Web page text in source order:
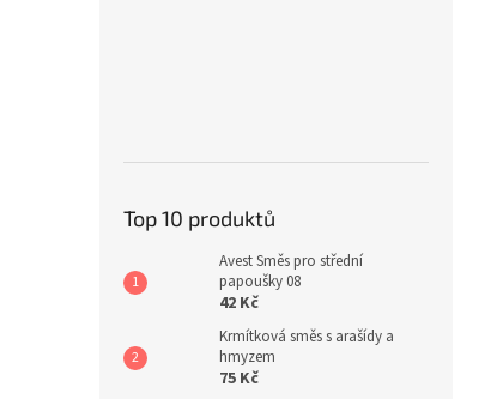
Top 10 produktů
Avest Směs pro střední
papoušky 08
42 Kč
Krmítková směs s arašídy a
hmyzem
75 Kč